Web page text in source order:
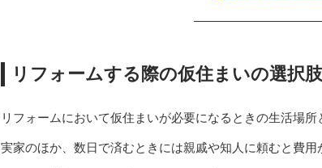
リフォームする際の仮住まいの選択肢
リフォームにおいて仮住まいが必要になるときの生活場
実家のほか、数日で済むときには親戚や知人に頼むと費用